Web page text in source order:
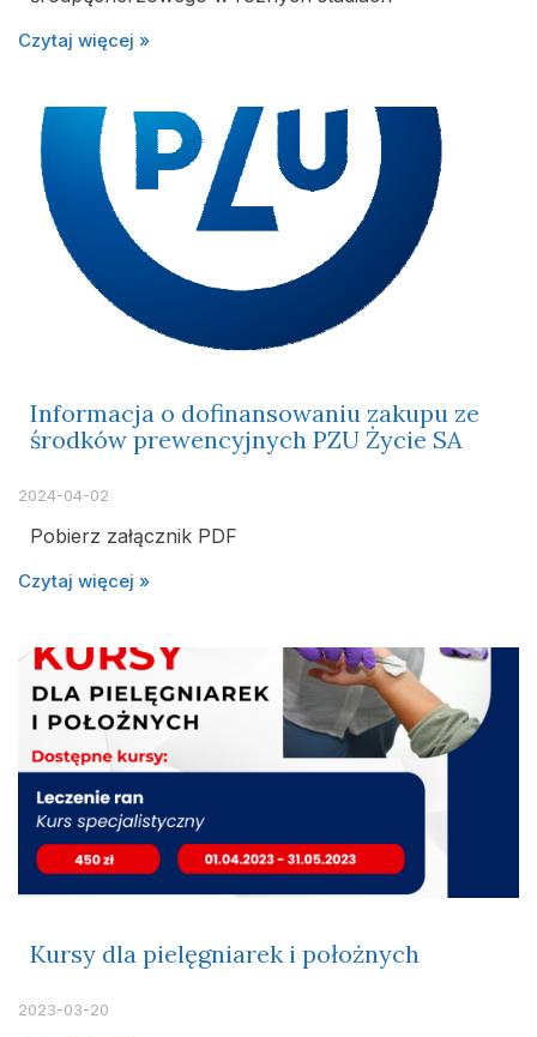
Czytaj więcej »
Informacja o dofinansowaniu zakupu ze
środków prewencyjnych PZU Życie SA
2024-04-02
Pobierz załącznik PDF
Czytaj więcej »
Kursy dla pielęgniarek i położnych
2023-03-20